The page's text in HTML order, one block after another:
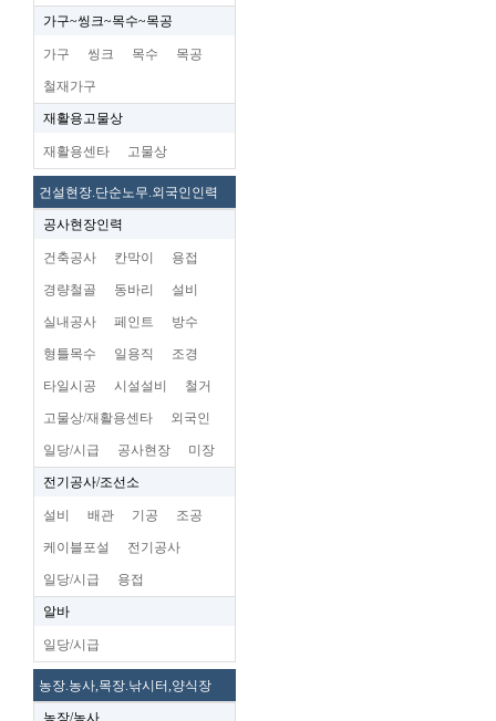
가구~씽크~목수~목공
가구 씽크 목수 목공
철재가구
재활용고물상
재활용센타 고물상
건설현장.단순노무.외국인인력
공사현장인력
건축공사 칸막이 용접
경량철골 동바리 설비
실내공사 페인트 방수
형틀목수 일용직 조경
타일시공 시설설비 철거
고물상/재활용센타 외국인
일당/시급 공사현장 미장
전기공사/조선소
설비 배관 기공 조공
케이블포설 전기공사
일당/시급 용접
알바
일당/시급
농장.농사,목장.낚시터,양식장
농장/농사